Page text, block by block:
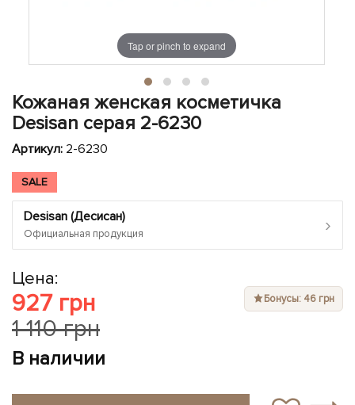
Tap or pinch to expand
Кожаная женская косметичка
Desisan серая 2-6230
Артикул: 2-6230
SALE
Desisan (Десисан)
Официальная продукция ›
Цена:
927 грн
1 110 грн
Бонусы: 46 грн
В наличии